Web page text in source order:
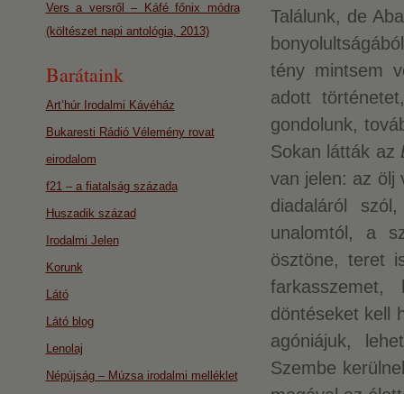
Találunk, de
tény mintsem
adott
gondolunk,
Sokan látták az
van jelen: az ölj
diadaláról
unalomtól, a
ösztöne, teret
döntéseket kell
agóniájuk,
Szembe
Vers a versről – Káfé főnix módra
(költészet napi antológia, 2013)
Barátaink
Art’húr Irodalmi Kávéház
Bukaresti Rádió Vélemény rovat
eirodalom
f21 – a fiatalság százada
Huszadik század
Irodalmi Jelen
Korunk
Látó
Látó blog
Lenolaj
Népújság – Múzsa irodalmi melléklet